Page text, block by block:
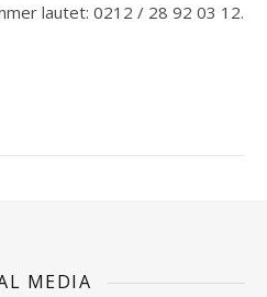
lautet: 0212 / 28 92 03 12.
MEDIA